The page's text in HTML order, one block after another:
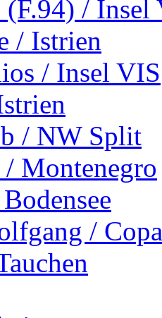
(F.94) / Insel
/ Istrien
/ Insel VIS
/ NW Split
/ Montenegro
/